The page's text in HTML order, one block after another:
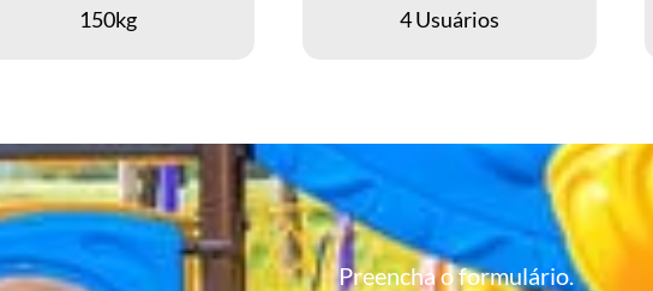
150kg 4 Usuários
Preencha o formulário.